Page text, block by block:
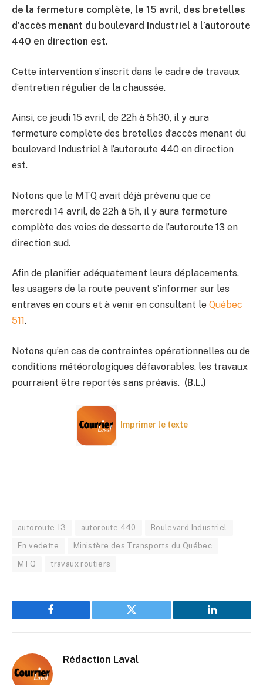
de la fermeture complète, le 15 avril, des bretelles
d’accès menant du boulevard Industriel à l’autoroute
440 en direction est.
Cette intervention s’inscrit dans le cadre de travaux
d’entretien régulier de la chaussée.
Ainsi, ce jeudi 15 avril, de 22h à 5h30, il y aura
fermeture complète des bretelles d’accès menant du
boulevard Industriel à l’autoroute 440 en direction
est.
Notons que le MTQ avait déjà prévenu que ce
mercredi 14 avril, de 22h à 5h, il y aura fermeture
complète des voies de desserte de l’autoroute 13 en
direction sud.
Afin de planifier adéquatement leurs déplacements,
les usagers de la route peuvent s’informer sur les
entraves en cours et à venir en consultant le Québec
511.
Notons qu’en cas de contraintes opérationnelles ou de
conditions météorologiques défavorables, les travaux
pourraient être reportés sans préavis. (B.L.)
Imprimer le texte
autoroute 13 autoroute 440 Boulevard Industriel
En vedette Ministère des Transports du Québec
MTQ travaux routiers
Facebook Twitter LinkedIn
Rédaction Laval